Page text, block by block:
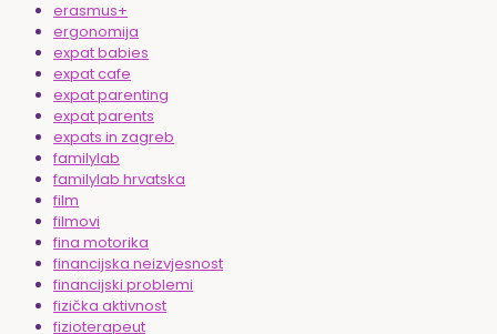
erasmus+
ergonomija
expat babies
expat cafe
expat parenting
expat parents
expats in zagreb
familylab
familylab hrvatska
film
filmovi
fina motorika
financijska neizvjesnost
financijski problemi
fizička aktivnost
fizioterapeut